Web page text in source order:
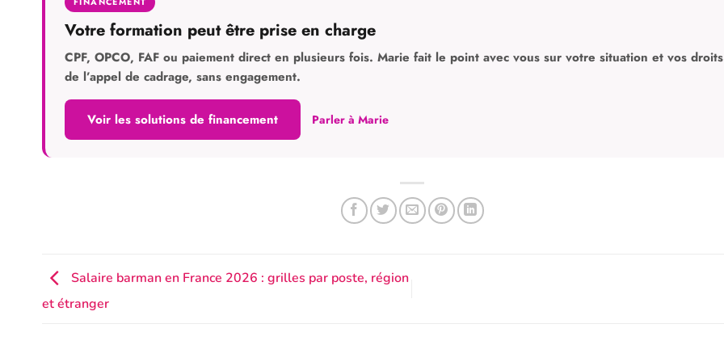
Votre formation peut être prise en charge
CPF, OPCO, FAF ou paiement direct en plusieurs fois. Marie fait le point avec vous sur votre situation et vos
de l’appel de cadrage, sans engagement.
Voir les solutions de financement Parler à Marie
Salaire barman en France 2026 : grilles par poste, région
et étranger